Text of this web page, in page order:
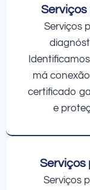
Serviços
má
certificado
e
Serviços
Serviços